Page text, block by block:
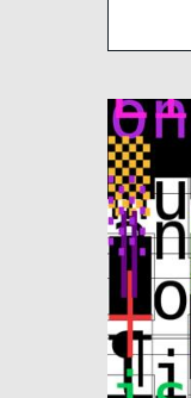
Image